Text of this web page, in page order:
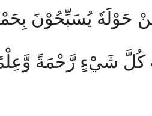
حَوْلَهٗ يُسَبِّحُوْنَ
شَيْءٍ رَّحْمَةً وَّعِلْمًا